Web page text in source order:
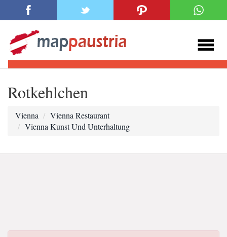
Rotkehlchen
Vienna
Vienna Restaurant
Vienna Kunst Und Unterhaltung